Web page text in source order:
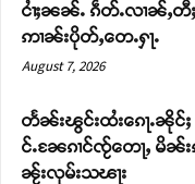
ငၢႆႈၼၼ်ႉ ၵဵတ်ႉလၢၼ်ႇတီႈ
ဢၢၼ်းပိုတ်ႇတေႉႁႃႉ
August 7, 2026
တႅၼ်းၽွင်းထႆးၵေႃႉၼိုင်
င်ႉၼႄၵၢင်ၸႂ်တေႃႇ မိၼ်း
ၼႂ်းလုမ်းသၽႃး